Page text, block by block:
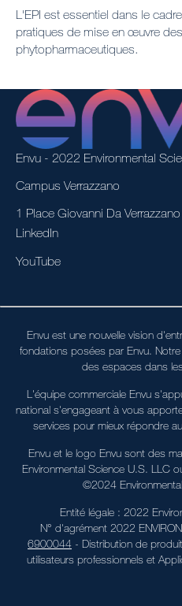
L'EPI est essentiel dans le
pratiques de mise en œuvre
phytopharmaceutiques.
Envu - 2022 Environmental
Campus Verrazzano
1 Place Giovanni Da Verrazzano
LinkedIn
YouTube
Envu est une nouvelle vision
fondations posées par Envu.
des espaces dans
L'équipe commerciale Envu
national s'engageant à vous
services pour mieux répondre
Envu et le logo Envu sont des
Environmental Science U.S. LLC
©2024
Entité légale : 2022
N° d'agrément 2022
6900044 - Distribution de
utilisateurs professionnels et